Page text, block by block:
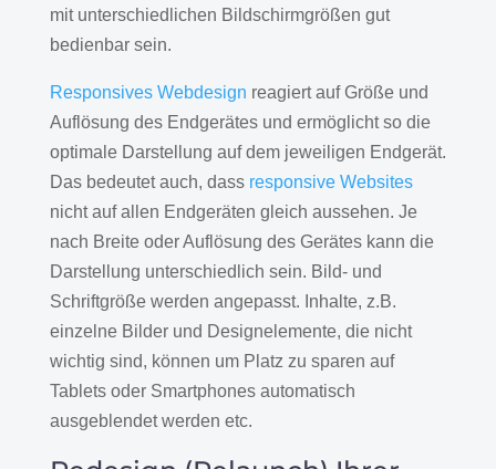
mit unterschiedlichen Bildschirmgrößen gut
bedienbar sein.
Responsives Webdesign reagiert auf Größe und
Auflösung des Endgerätes und ermöglicht so die
optimale Darstellung auf dem jeweiligen Endgerät.
Das bedeutet auch, dass responsive Websites
nicht auf allen Endgeräten gleich aussehen. Je
nach Breite oder Auflösung des Gerätes kann die
Darstellung unterschiedlich sein. Bild- und
Schriftgröße werden angepasst. Inhalte, z.B.
einzelne Bilder und Designelemente, die nicht
wichtig sind, können um Platz zu sparen auf
Tablets oder Smartphones automatisch
ausgeblendet werden etc.